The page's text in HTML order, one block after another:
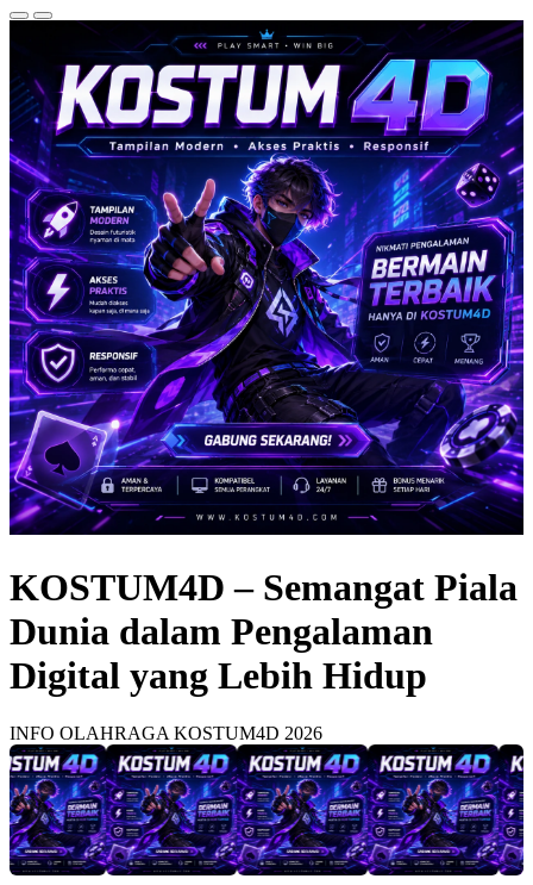
KOSTUM4D – Semangat Piala
Dunia dalam Pengalaman
Digital yang Lebih Hidup
INFO OLAHRAGA KOSTUM4D 2026